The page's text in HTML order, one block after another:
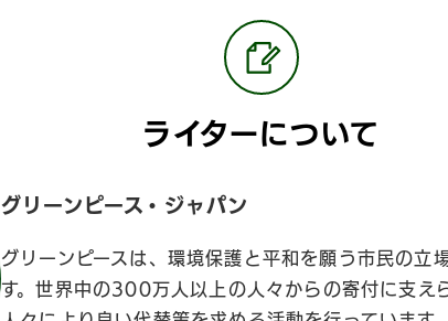
ライターについて
グリーンピース・ジャパン
グリーンピースは、環境保護と平和を願う市民の立
す。世界中の300万人以上の人々からの寄付に支え